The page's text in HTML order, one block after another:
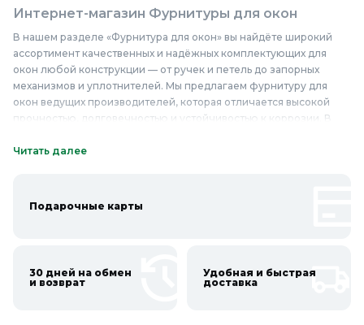
Интернет-магазин Фурнитуры для окон
В нашем разделе «Фурнитура для окон» вы найдёте широкий
ассортимент качественных и надёжных комплектующих для
окон любой конструкции — от ручек и петель до запорных
механизмов и уплотнителей. Мы предлагаем фурнитуру для
окон ведущих производителей, которая отличается высокой
прочностью, долговечностью и устойчивостью к коррозии. В
окон по выгодным ценам, выбрав оптимальный вариант для
также возможность подобрать фурнитуру, соответствующую
Колорлон и наслаждайтесь комфортом и безопасностью
Читать далее
Подарочные карты
30 дней на обмен
и возврат
Удобная и быстрая
доставка